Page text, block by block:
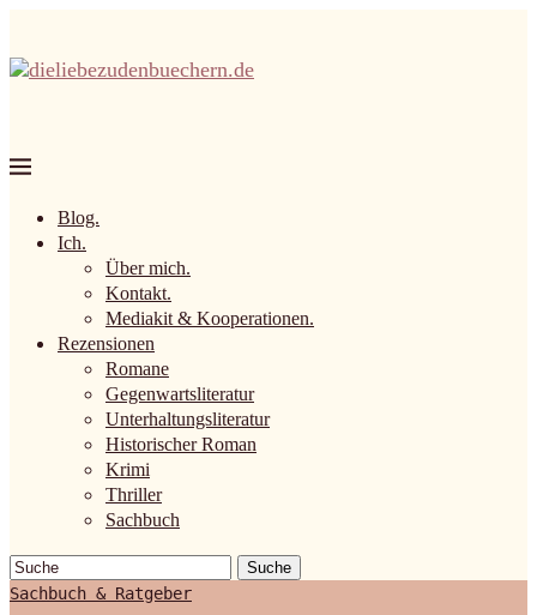
Blog.
Ich.
Über mich.
Kontakt.
Mediakit & Kooperationen.
Rezensionen
Romane
Gegenwartsliteratur
Unterhaltungsliteratur
Historischer Roman
Krimi
Thriller
Sachbuch
Suche
Sachbuch & Ratgeber